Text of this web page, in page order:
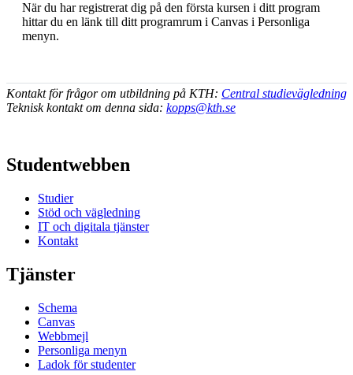
När du har registrerat dig på den första kursen i ditt program
hittar du en länk till ditt programrum i Canvas i Personliga
menyn.
Kontakt för frågor om utbildning på KTH: Central studievägledning
Teknisk kontakt om denna sida: kopps@kth.se
Studentwebben
Studier
Stöd och vägledning
IT och digitala tjänster
Kontakt
Tjänster
Schema
Canvas
Webbmejl
Personliga menyn
Ladok för studenter